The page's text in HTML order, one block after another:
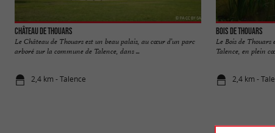
Château de Thouars
Le Château de Thouars est un beau palais, au cœur d’un parc
arboré sur la commune de Talence, dans ...
2,4 km - Talence
Bois de Thouars
Le Bois de
Talence, en plein
2,4 km -